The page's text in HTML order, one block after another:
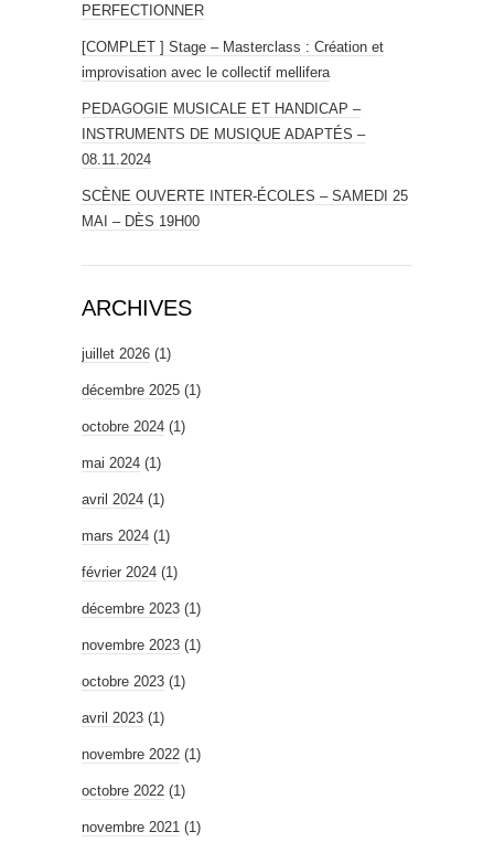
PERFECTIONNER
[COMPLET ] Stage – Masterclass : Création et
improvisation avec le collectif mellifera
PEDAGOGIE MUSICALE ET HANDICAP –
INSTRUMENTS DE MUSIQUE ADAPTÉS –
08.11.2024
SCÈNE OUVERTE INTER-ÉCOLES – SAMEDI 25
MAI – DÈS 19H00
ARCHIVES
juillet 2026 (1)
décembre 2025 (1)
octobre 2024 (1)
mai 2024 (1)
avril 2024 (1)
mars 2024 (1)
février 2024 (1)
décembre 2023 (1)
novembre 2023 (1)
octobre 2023 (1)
avril 2023 (1)
novembre 2022 (1)
octobre 2022 (1)
novembre 2021 (1)